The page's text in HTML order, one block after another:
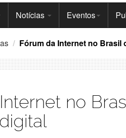
Notícias Eventos
Fórum da Internet no
no